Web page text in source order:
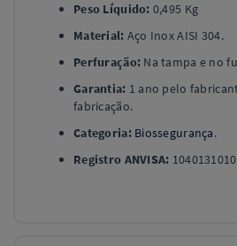
Peso Líquido: 0,495 Kg
Material: Aço Inox AISI 304.
Perfuração: Na tampa e no
Garantia: 1 ano pelo
fabricação.
Categoria: Biossegurança.
Registro ANVISA: